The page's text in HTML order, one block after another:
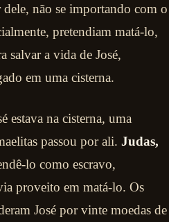
não se importando com o
pretendiam matá-lo,
salvar a vida de José,
em uma cisterna.
estava na cisterna, uma
passou por ali. Judas,
lo como escravo,
proveito em matá-lo. Os
José por vinte moedas de